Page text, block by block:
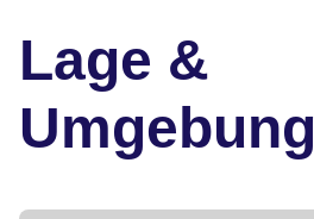
Lage &
Umgebung